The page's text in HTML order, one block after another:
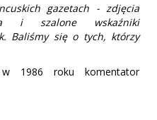
gazetach - zdjęcia
i szalone wskaźniki
Baliśmy się o tych, którzy
w 1986 roku komentator